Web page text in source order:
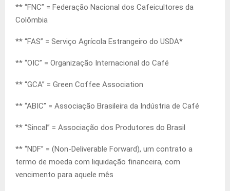
** “FNC” = Federação Nacional dos Cafeicultores da
Colômbia
** “FAS” = Serviço Agrícola Estrangeiro do USDA*
** “OIC” = Organização Internacional do Café
** “GCA” = Green Coffee Association
** “ABIC” = Associação Brasileira da Indústria de Café
** “Sincal” = Associação dos Produtores do Brasil
** “NDF” = (Non-Deliverable Forward), um contrato a
termo de moeda com liquidação financeira, com
vencimento para aquele mês